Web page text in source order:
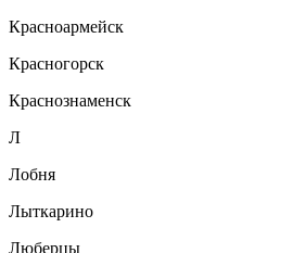
Красноармейск
Красногорск
Краснознаменск
Л
Лобня
Лыткарино
Люберцы